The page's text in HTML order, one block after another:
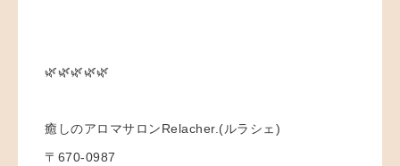
🌿🌿🌿🌿🌿
癒しのアロマサロンRelacher.(ルラシェ)
〒670-0987